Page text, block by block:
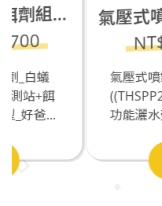
氣壓式噴霧瓶_多功能灑水壺_1.5L
NT$ 450
氣壓式噴霧瓶
((THSPP201502)_多
功能灑水壺_1...